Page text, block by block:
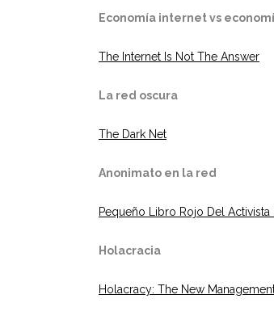
Economía internet vs
The Internet Is Not The Answer
La red oscura
The Dark Net
Anonimato en la red
Pequeño Libro Rojo Del Activista
Holacracia
Holacracy: The New